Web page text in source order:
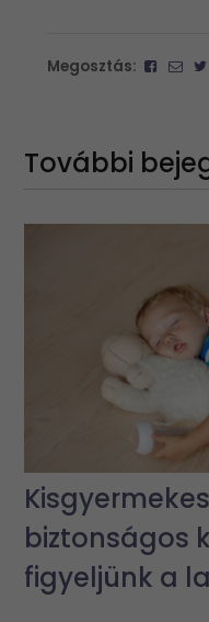
Megosztás:
További
biztonságos
figyeljünk a